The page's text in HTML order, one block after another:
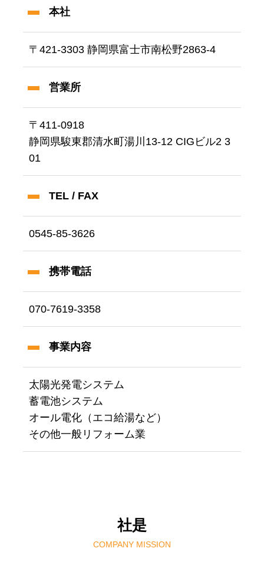
本社
〒421-3303 静岡県富士市南松野2863-4
営業所
〒411-0918
静岡県駿東郡清水町湯川13-12 CIGビル2 3
01
TEL / FAX
0545-85-3626
携帯電話
070-7619-3358
事業内容
太陽光発電システム
蓄電池システム
オール電化（エコ給湯など）
その他一般リフォーム業
社是
COMPANY MISSION